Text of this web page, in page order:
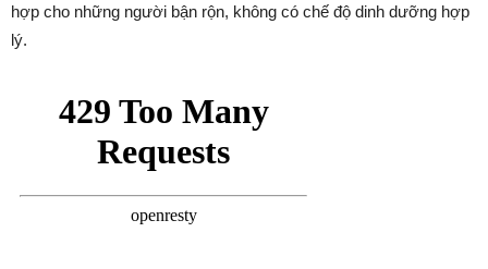
hợp cho những người bận rộn, không có chế độ dinh dưỡng hợp
lý.